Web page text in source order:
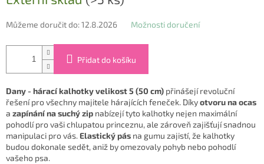
Můžeme doručit do:12.8.2026 Možnosti doručení
Přidat do košíku
Dany - hárací kalhotky velikost 5 (50 cm) přinášejí revoluční
řešení pro všechny majitele hárajících feneček. Díkyotvoru na ocas
a zapínání na suchý zip nabízejí tyto kalhotky nejen maximální
pohodlí pro vaši chlupatou princeznu, ale zároveň zajišťují snadnou
manipulaci pro vás. Elastický pás na gumu zajistí, že kalhotky
budou dokonale sedět, aniž by omezovaly pohyb nebo pohodlí
vašeho psa.